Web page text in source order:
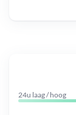
24u laag / hoog